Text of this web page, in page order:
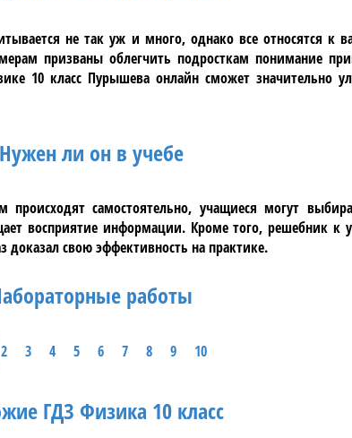
не так уж и много, однако все относятся к
призваны облегчить подросткам понимание
10 класс Пурышева онлайн сможет значительно
Нужен ли он в учебе
самостоятельно, учащиеся могут
восприятие информации. Кроме того, решебник к
доказал свою эффективность на практике.
работы
2 3 4 5 6 7 8 9 10
ГДЗ Физика 10 класс